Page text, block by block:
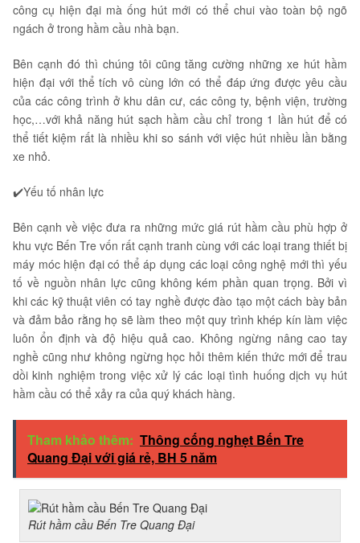
công cụ hiện đại mà ống hút mới có thể chui vào toàn bộ ngõ
ngách ở trong hầm cầu nhà bạn.
Bên cạnh đó thì chúng tôi cũng tăng cường những xe hút hầm
hiện đại với thể tích vô cùng lớn có thể đáp ứng được yêu cầu
của các công trình ở khu dân cư, các công ty, bệnh viện, trường
học,…với khả năng hút sạch hầm cầu chỉ trong 1 lần hút để có
thể tiết kiệm rất là nhiều khi so sánh với việc hút nhiều lần bằng
xe nhỏ.
✔️Yếu tố nhân lực
Bên cạnh về việc đưa ra những mức giá rút hầm cầu phù hợp ở
khu vực Bến Tre vốn rất cạnh tranh cùng với các loại trang thiết bị
máy móc hiện đại có thể áp dụng các loại công nghệ mới thì yếu
tố về nguồn nhân lực cũng không kém phần quan trọng. Bởi vì
khi các kỹ thuật viên có tay nghề được đào tạo một cách bày bản
và đảm bảo rằng họ sẽ làm theo một quy trình khép kín làm việc
luôn ổn định và độ hiệu quả cao. Không ngừng nâng cao tay
nghề cũng như không ngừng học hỏi thêm kiến thức mới để trau
dồi kinh nghiệm trong việc xử lý các loại tình huống dịch vụ hút
hầm cầu có thể xảy ra của quý khách hàng.
Tham khảo thêm: Thông cống nghẹt Bến Tre
Quang Đại với giá rẻ, BH 5 năm
Rút hầm cầu Bến Tre Quang Đại